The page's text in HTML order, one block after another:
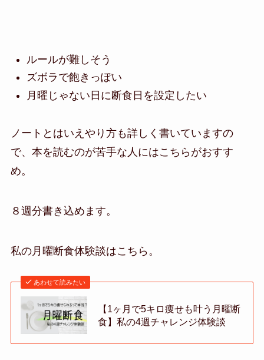
ルールが難しそう
ズボラで飽きっぽい
月曜じゃない日に断食日を設定したい
ノートとはいえやり方も詳しく書いていますの
で、本を読むのが苦手な人にはこちらがおすす
め。
８週分書き込めます。
私の月曜断食体験談はこちら。
あわせて読みたい
【1ヶ月で5キロ痩せも叶う月曜断
食】私の4週チャレンジ体験談